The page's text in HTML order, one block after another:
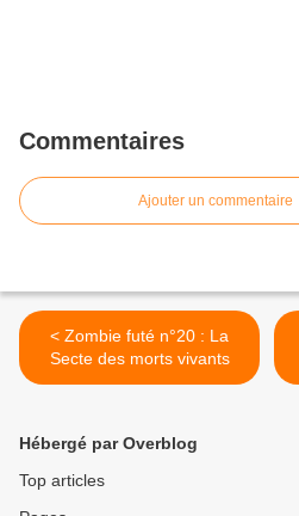
Commentaires
Ajouter un commentaire
< Zombie futé n°20 : La
Secte des morts vivants
Hébergé par Overblog
Top articles